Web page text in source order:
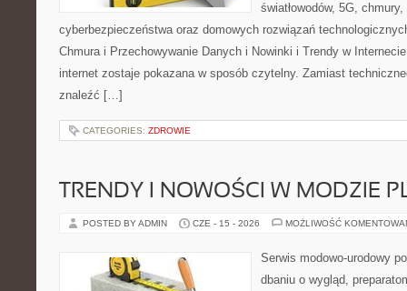
światłowodów, 5G,
cyberbezpieczeństwa oraz domowych rozwiązań
Chmura i Przechowywanie Danych i Nowinki i Trendy w
internet zostaje pokazana w sposób czytelny. Zamiast
znaleźć […]
CATEGORIES: ZDROWIE
TRENDY I NOWOŚCI W MODZIE
POSTED BY ADMIN CZE - 15 - 2026 MOŻLIWOŚĆ
Serwis modowo-urodowy
dbaniu o wygląd,